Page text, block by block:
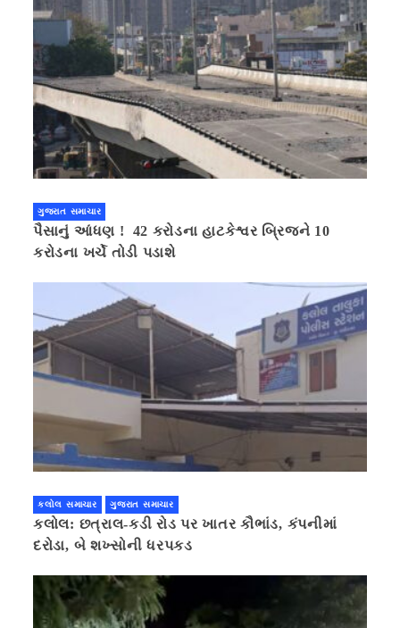
ગુજરાત સમાચાર
પૈસાનું આંધણ ! 42 કરોડના હાટકેશ્વર બ્રિજને 10
કરોડના ખર્ચે તોડી પડાશે
કલોલ સમાચાર ગુજરાત સમાચાર
કલોલ: છત્રાલ-કડી રોડ પર ખાતર કૌભાંડ, કંપનીમાં
દરોડા, બે શખ્સોની ધરપકડ